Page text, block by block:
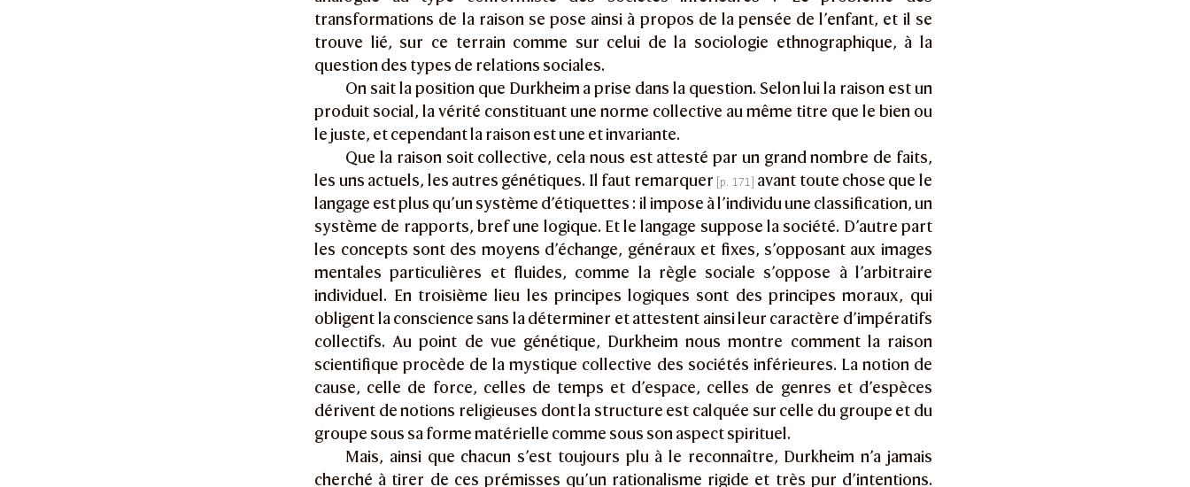
transformations de la raison se pose ainsi à propos de la pensée de l’enfant, et il se
trouve lié, sur ce terrain comme sur celui de la sociologie ethnographique, à la
question des types de relations sociales.
On sait la position que Durkheim a prise dans la question. Selon lui la raison est un
produit social, la vérité constituant une norme collective au même titre que le bien ou
le juste, et cependant la raison est une et invariante.
Que la raison soit collective, cela nous est attesté par un grand nombre de faits,
les uns actuels, les autres génétiques. Il faut remarquer
avant toute chose que le
langage est plus qu’un système d’étiquettes : il impose à l’individu une classification, un
système de rapports, bref une logique. Et le langage suppose la société. D’autre part
les concepts sont des moyens d’échange, généraux et fixes, s’opposant aux images
mentales particulières et fluides, comme la règle sociale s’oppose à l’arbitraire
individuel. En troisième lieu les principes logiques sont des principes moraux, qui
obligent la conscience sans la déterminer et attestent ainsi leur caractère d’impératifs
collectifs. Au point de vue génétique, Durkheim nous montre comment la raison
scientifique procède de la mystique collective des sociétés inférieures. La notion de
cause, celle de force, celles de temps et d’espace, celles de genres et d’espèces
dérivent de notions religieuses dont la structure est calquée sur celle du groupe et du
groupe sous sa forme matérielle comme sous son aspect spirituel.
Mais, ainsi que chacun s’est toujours plu à le reconnaître, Durkheim n’a jamais
cherché à tirer de ces prémisses qu’un rationalisme rigide et très pur d’intentions.